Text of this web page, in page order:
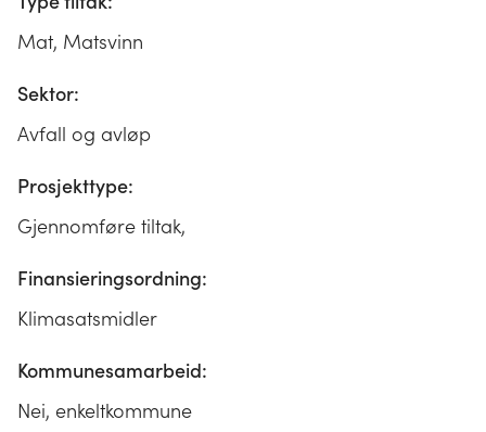
Mat, Matsvinn
Sektor:
Avfall og avløp
Prosjekttype:
Gjennomføre tiltak,
Finansieringsordning:
Klimasatsmidler
Kommunesamarbeid:
Nei, enkeltkommune